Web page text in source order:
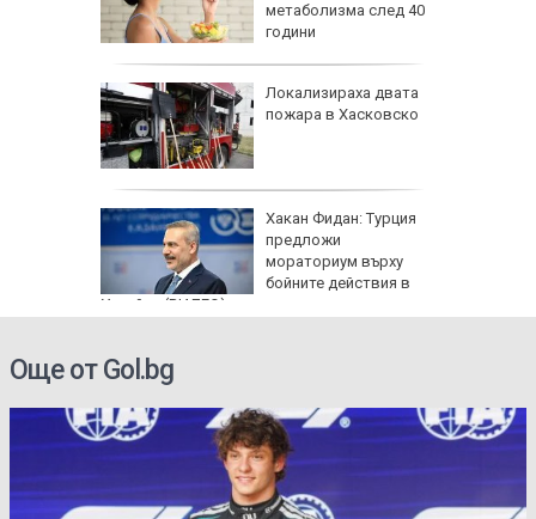
метаболизма след 40
години
Локализираха двата
пожара в Хасковско
Хакан Фидан: Турция
предложи
мораториум върху
бойните действия в
Украйна (ВИДЕО)
Още от Gol.bg